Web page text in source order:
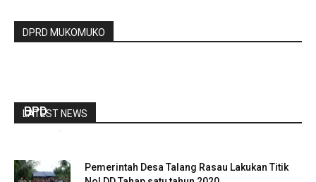
DPRD MUKOMUKO
LATEST NEWS
BPD
-
Pemerintah Desa Talang Rasau Lakukan Titik